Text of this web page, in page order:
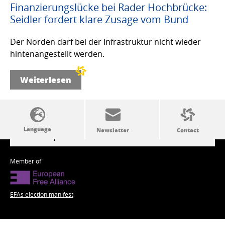
Finanzierungslücke bei Rader Hochbrücke:
Seidler fordert klare Zusage vom Bund
Der Norden darf bei der Infrastruktur nicht wieder
hintenangestellt werden.
Weiterlesen
SSW politics from A to Z
Member of
EFAs election manifest